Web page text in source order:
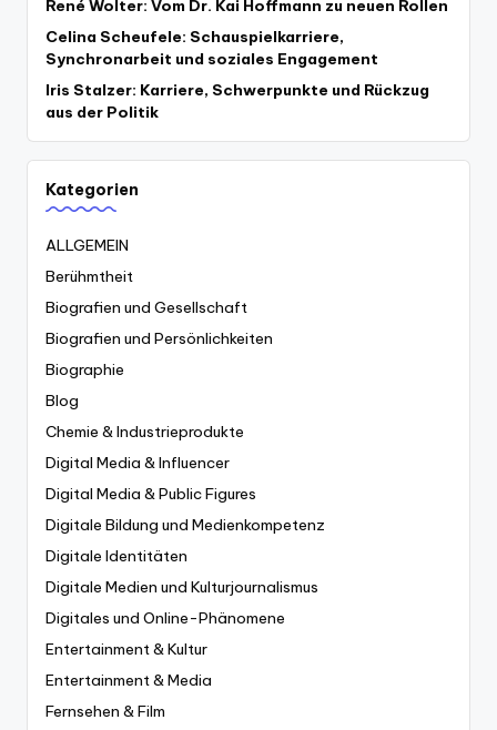
René Wolter: Vom Dr. Kai Hoffmann zu neuen Rollen
Celina Scheufele: Schauspielkarriere,
Synchronarbeit und soziales Engagement
Iris Stalzer: Karriere, Schwerpunkte und Rückzug
aus der Politik
Kategorien
ALLGEMEIN
Berühmtheit
Biografien und Gesellschaft
Biografien und Persönlichkeiten
Biographie
Blog
Chemie & Industrieprodukte
Digital Media & Influencer
Digital Media & Public Figures
Digitale Bildung und Medienkompetenz
Digitale Identitäten
Digitale Medien und Kulturjournalismus
Digitales und Online-Phänomene
Entertainment & Kultur
Entertainment & Media
Fernsehen & Film